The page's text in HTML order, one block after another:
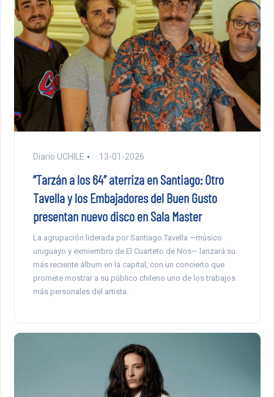
Diario UCHILE 13-01-2026
“Tarzán a los 64” aterriza en Santiago: Otro
Tavella y los Embajadores del Buen Gusto
presentan nuevo disco en Sala Master
La agrupación liderada por Santiago Tavella —músico
uruguayo y exmiembro de El Cuarteto de Nos— lanzará su
más reciente álbum en la capital, con un concierto que
promete mostrar a su público chileno uno de los trabajos
más personales del artista.